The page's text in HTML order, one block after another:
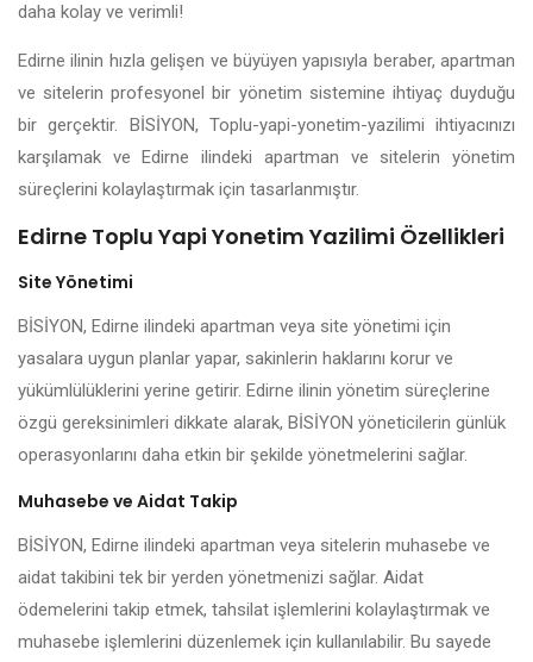
daha kolay ve verimli!
Edirne ilinin hızla gelişen ve büyüyen yapısıyla beraber, apartman
ve sitelerin profesyonel bir yönetim sistemine ihtiyaç duyduğu
bir gerçektir. BİSİYON, Toplu-yapi-yonetim-yazilimi ihtiyacınızı
karşılamak ve Edirne ilindeki apartman ve sitelerin yönetim
süreçlerini kolaylaştırmak için tasarlanmıştır.
Edirne Toplu Yapi Yonetim Yazilimi Özellikleri
Site Yönetimi
BİSİYON, Edirne ilindeki apartman veya site yönetimi için
yasalara uygun planlar yapar, sakinlerin haklarını korur ve
yükümlülüklerini yerine getirir. Edirne ilinin yönetim süreçlerine
özgü gereksinimleri dikkate alarak, BİSİYON yöneticilerin günlük
operasyonlarını daha etkin bir şekilde yönetmelerini sağlar.
Muhasebe ve Aidat Takip
BİSİYON, Edirne ilindeki apartman veya sitelerin muhasebe ve
aidat takibini tek bir yerden yönetmenizi sağlar. Aidat
ödemelerini takip etmek, tahsilat işlemlerini kolaylaştırmak ve
muhasebe işlemlerini düzenlemek için kullanılabilir. Bu sayede